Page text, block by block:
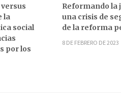
la
social
por los
Reformando la
una crisis de
de la reforma
8 DE FEBRERO DE 2023